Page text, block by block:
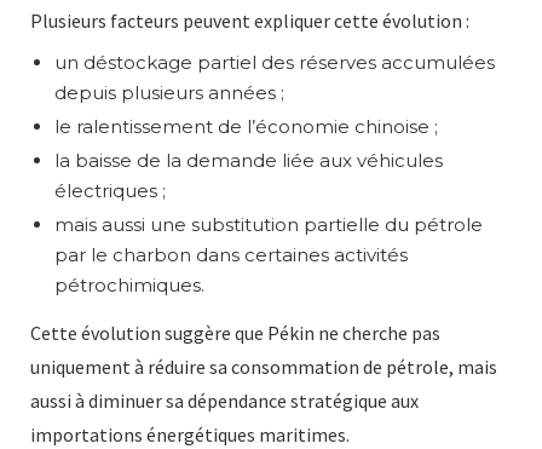
Plusieurs facteurs peuvent expliquer cette évolution :
un déstockage partiel des réserves accumulées
depuis plusieurs années ;
le ralentissement de l’économie chinoise ;
la baisse de la demande liée aux véhicules
électriques ;
mais aussi une substitution partielle du pétrole
par le charbon dans certaines activités
pétrochimiques.
Cette évolution suggère que Pékin ne cherche pas
uniquement à réduire sa consommation de pétrole, mais
aussi à diminuer sa dépendance stratégique aux
importations énergétiques maritimes.